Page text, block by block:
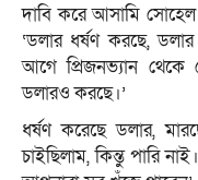
দাবি করে আসামি সোহেল
‘ডলার ধর্ষণ করছে,
আগে প্রিজনভ্যান
ডলারও করছে।’
ধর্ষণ করেছে ডলার,
চাইছিলাম, কিন্তু পারি